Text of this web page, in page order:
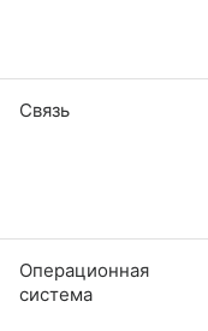
Связь
Операционная
система